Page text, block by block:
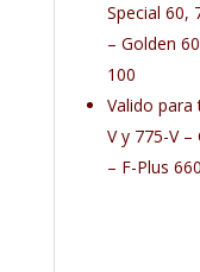
Special 60,
– Golden
100
Valido
V y 775-V
– F-Plus